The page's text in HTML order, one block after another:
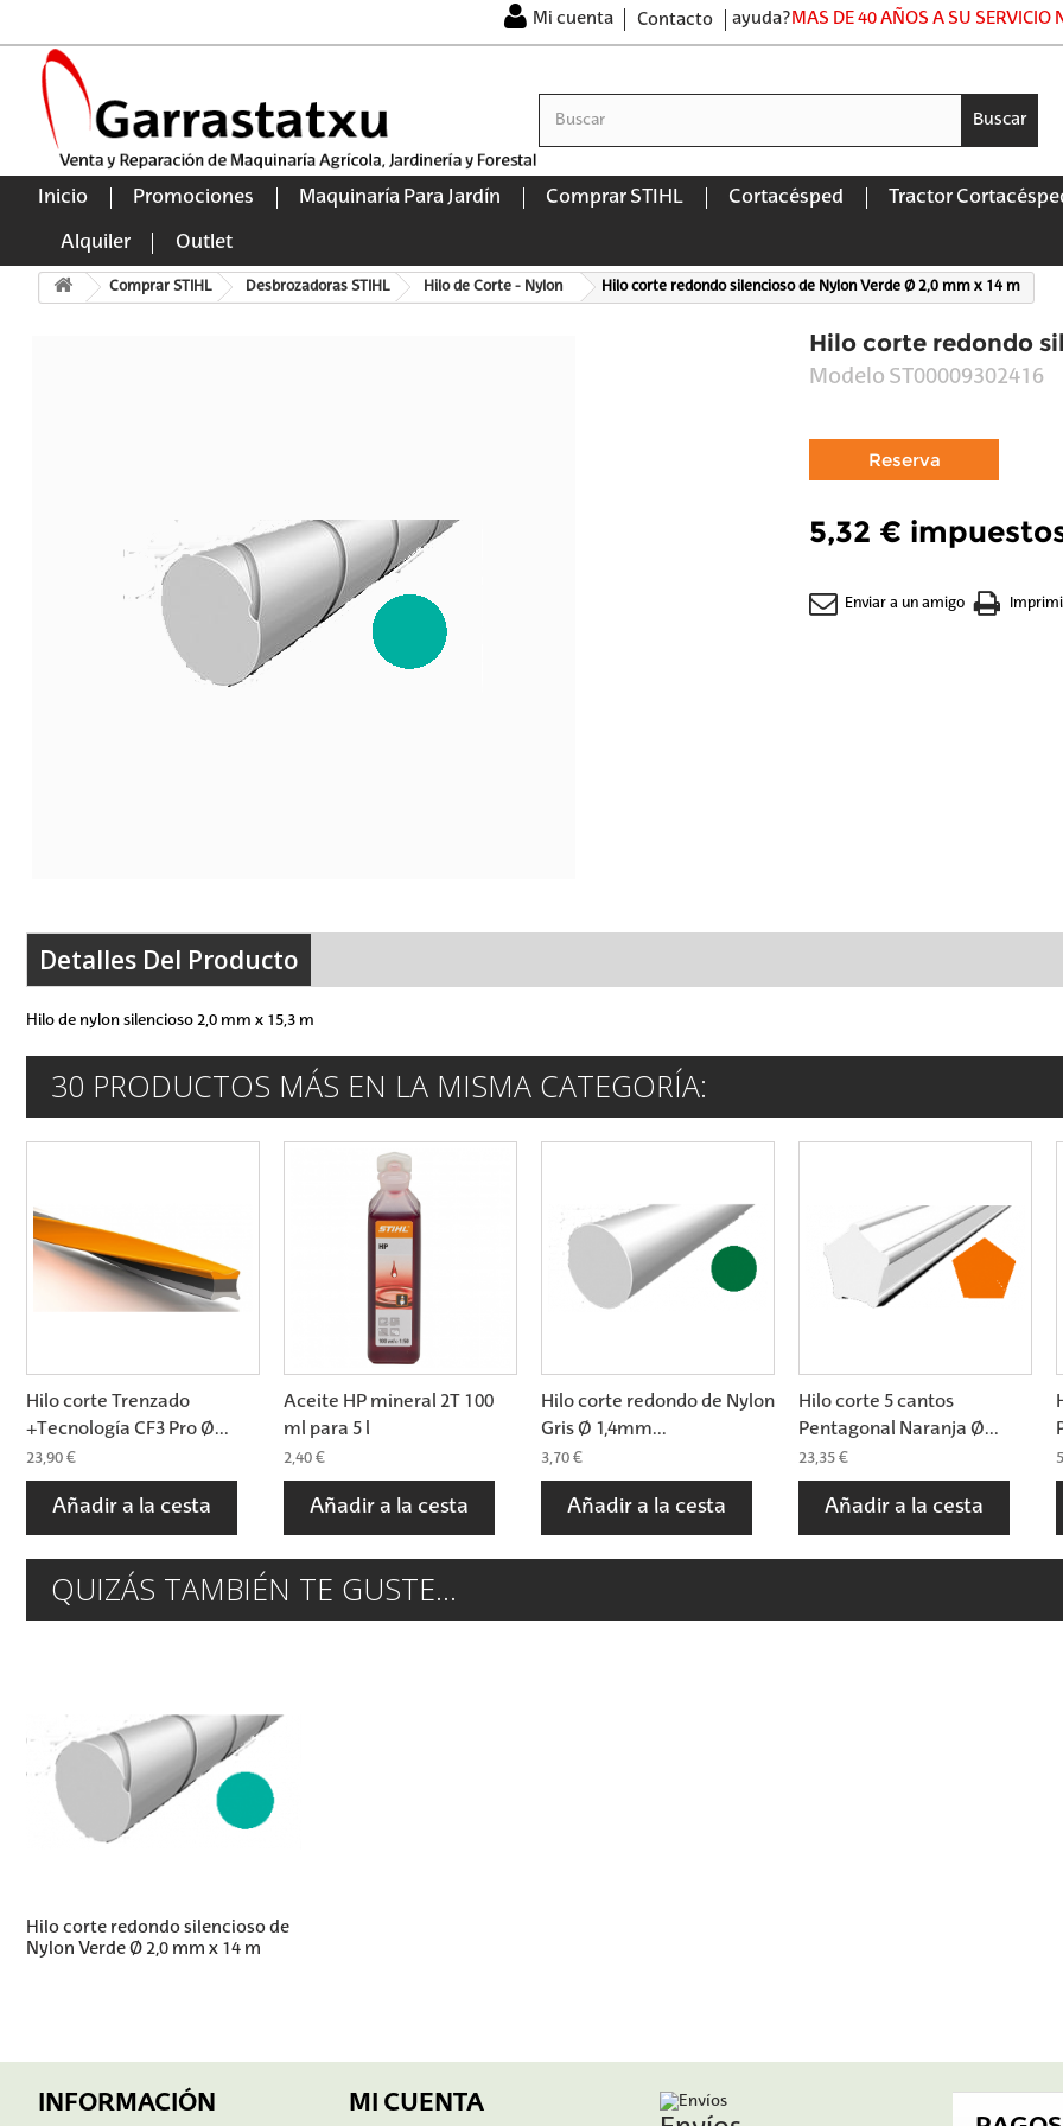
MAS DE 40 AÑOS A SU SERVICIO
ayuda?
Contacto
Mi cuenta
Buscar
Inicio Promociones Maquinaría Para Jardín Comprar STIHL Cortacésped Tractor
Alquiler Outlet
Comprar STIHL Desbrozadoras STIHL Hilo de Corte - Nylon Hilo corte redondo silencioso de Nylon Verde Ø 2,0 mm x 14 m
Hilo corte redondo
Modelo ST00009302416
5,32 €
Enviar a un amigo
Detalles Del Producto
Hilo de nylon silencioso 2,0 mm x 15,3 m
30 PRODUCTOS MÁS EN LA MISMA CATEGORÍA:
Hilo corte Trenzado
+Tecnología CF3 Pro Ø...
23,90 €
Añadir a la cesta
Aceite HP mineral 2T 100
ml para 5 l
2,40 €
Añadir a la cesta
Hilo corte redondo de Nylon
Gris Ø 1,4mm...
3,70 €
Añadir a la cesta
Hilo corte 5 cantos
Pentagonal Naranja Ø...
23,35 €
Añadir a la cesta
QUIZÁS TAMBIÉN TE GUSTE...
Hilo corte redondo silencioso de
Nylon Verde Ø 2,0 mm x 14 m
INFORMACIÓN MI CUENTA